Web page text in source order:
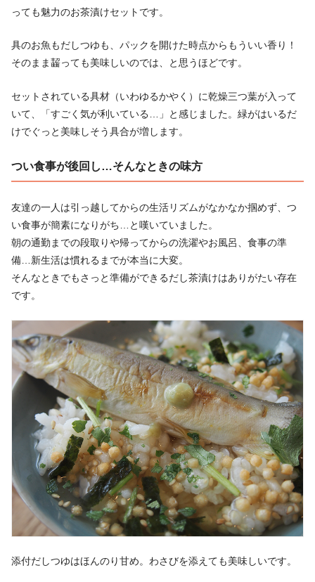
っても魅力のお茶漬けセットです。
具のお魚もだしつゆも、パックを開けた時点からもういい香り！
そのまま齧っても美味しいのでは、と思うほどです。
セットされている具材（いわゆるかやく）に乾燥三つ葉が入って
いて、「すごく気が利いている…」と感じました。緑がはいるだ
けでぐっと美味しそう具合が増します。
つい食事が後回し…そんなときの味方
友達の一人は引っ越してからの生活リズムがなかなか掴めず、つ
い食事が簡素になりがち…と嘆いていました。
朝の通勤までの段取りや帰ってからの洗濯やお風呂、食事の準
備…新生活は慣れるまでが本当に大変。
そんなときでもさっと準備ができるだし茶漬けはありがたい存在
です。
添付だしつゆはほんのり甘め。わさびを添えても美味しいです。